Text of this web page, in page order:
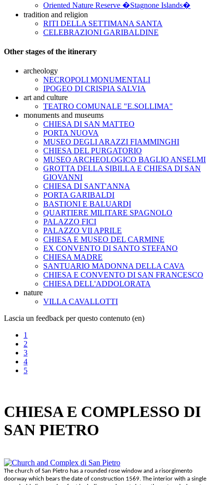
Oriented Nature Reserve �Stagnone Islands�
tradition and religion
RITI DELLA SETTIMANA SANTA
CELEBRAZIONI GARIBALDINE
Other stages of the itinerary
archeology
NECROPOLI MONUMENTALI
IPOGEO DI CRISPIA SALVIA
art and culture
TEATRO COMUNALE "E.SOLLIMA"
monuments and museums
CHIESA DI SAN MATTEO
PORTA NUOVA
MUSEO DEGLI ARAZZI FIAMMINGHI
CHIESA DEL PURGATORIO
MUSEO ARCHEOLOGICO BAGLIO ANSELMI
GROTTA DELLA SIBILLA E CHIESA DI SAN
GIOVANNI
CHIESA DI SANT'ANNA
PORTA GARIBALDI
BASTIONI E BALUARDI
QUARTIERE MILITARE SPAGNOLO
PALAZZO FICI
PALAZZO VII APRILE
CHIESA E MUSEO DEL CARMINE
EX CONVENTO DI SANTO STEFANO
CHIESA MADRE
SANTUARIO MADONNA DELLA CAVA
CHIESA E CONVENTO DI SAN FRANCESCO
CHIESA DELL'ADDOLORATA
nature
VILLA CAVALLOTTI
Lascia un feedback per questo contenuto (en)
1
2
3
4
5
CHIESA E COMPLESSO DI
SAN PIETRO
The church of San Pietro has a rounded rose window and a risorgimento
doorway which bears the date of construction 1569. The interior with a single